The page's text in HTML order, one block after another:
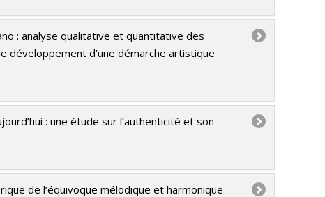
: analyse qualitative et quantitative des
développement d’une démarche artistique
: une étude sur l’authenticité et son
de l’équivoque mélodique et harmonique